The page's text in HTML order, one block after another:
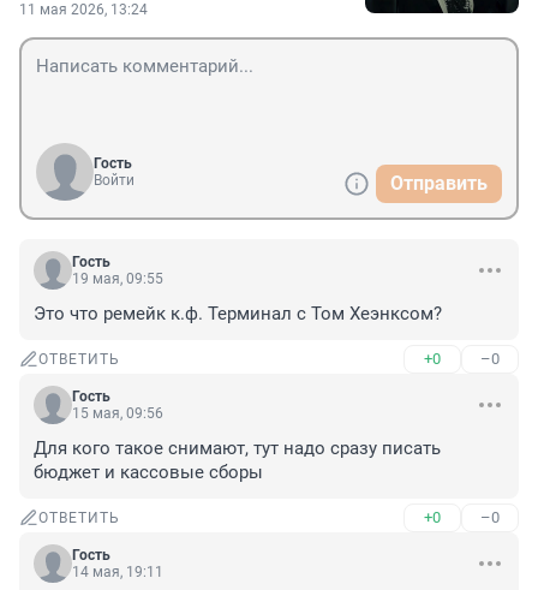
11 мая 2026, 13:24
Гость
Войти
Отправить
Гость
19 мая, 09:55
Это что ремейк к.ф. Терминал с Том Хеэнксом?
ОТВЕТИТЬ +0 –0
Гость
15 мая, 09:56
Для кого такое снимают, тут надо сразу писать
бюджет и кассовые сборы
ОТВЕТИТЬ +0 –0
Гость
14 мая, 19:11